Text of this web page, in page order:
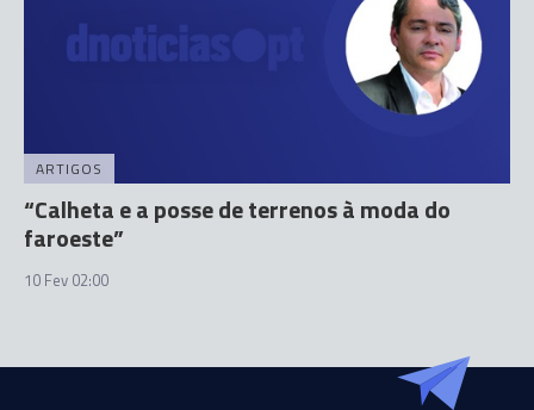
ARTIGOS
“Calheta e a posse de terrenos à moda do
faroeste”
10 Fev 02:00